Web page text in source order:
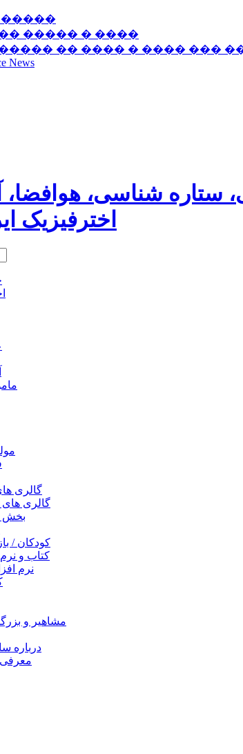
����� � ����
�� ���� � ���� ���
News
ستاره شناسی،
اخترفیزیک
گالری
گالری
بخش
کودکان /
کتاب و نرم
نرم
مشاهیر و
درباره